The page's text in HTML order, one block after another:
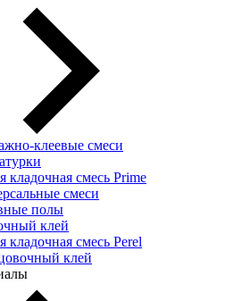
клеевые смеси
кладочная смесь Prime
смеси
полы
клей
кладочная смесь Perel
клей